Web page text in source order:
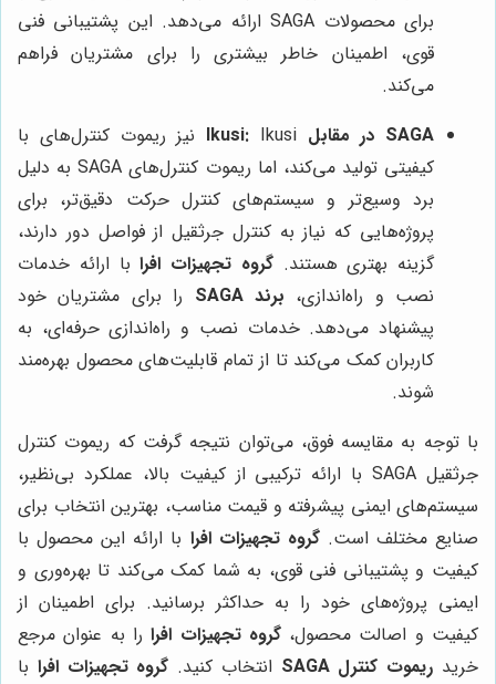
برای محصولات SAGA ارائه می‌دهد. این پشتیبانی فنی
قوی، اطمینان خاطر بیشتری را برای مشتریان فراهم
می‌کند.
SAGA در مقابل Ikusi:
Ikusi نیز ریموت کنترل‌های با
کیفیتی تولید می‌کند، اما ریموت کنترل‌های SAGA به دلیل
برد وسیع‌تر و سیستم‌های کنترل حرکت دقیق‌تر، برای
پروژه‌هایی که نیاز به کنترل جرثقیل از فواصل دور دارند،
گزینه بهتری هستند.گروه تجهیزات افرابا ارائه خدمات
نصب و راه‌اندازی، برند SAGA
را برای مشتریان خود
پیشنهاد می‌دهد. خدمات نصب و راه‌اندازی حرفه‌ای، به
کاربران کمک می‌کند تا از تمام قابلیت‌های محصول بهره‌مند
شوند.
با توجه به مقایسه فوق، می‌توان نتیجه گرفت که ریموت کنترل
جرثقیل SAGA با ارائه ترکیبی از کیفیت بالا، عملکرد بی‌نظیر،
سیستم‌های ایمنی پیشرفته و قیمت مناسب، بهترین انتخاب برای
صنایع مختلف است.گروه تجهیزات افرا با ارائه این محصول با
کیفیت و پشتیبانی فنی قوی، به شما کمک می‌کند تا بهره‌وری و
ایمنی پروژه‌های خود را به حداکثر برسانید. برای اطمینان از
کیفیت و اصالت محصول،گروه تجهیزات افرارا به عنوان مرجع
خرید ریموت کنترل SAGA انتخاب کنید. گروه تجهیزات افرا با